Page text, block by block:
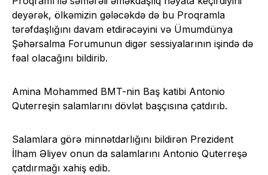
deyərək, ölkəmizin gələcəkdə də bu Proqramla
tərəfdaşlığını davam etdirəcəyini və Ümumdünya
Şəhərsalma Forumunun digər sessiyalarının işində də
fəal olacağını bildirib.
Amina Mohammed BMT-nin Baş katibi Antonio
Quterreşin salamlarını dövlət başçısına çatdırıb.
Salamlara görə minnətdarlığını bildirən Prezident
İlham Əliyev onun da salamlarını Antonio Quterreşə
çatdırmağı xahiş edib.